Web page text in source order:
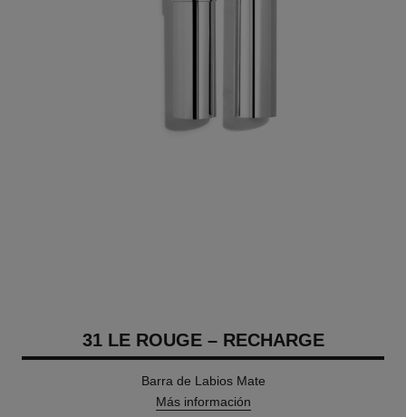
31 LE ROUGE – RECHARGE
Barra de Labios Mate
Más información